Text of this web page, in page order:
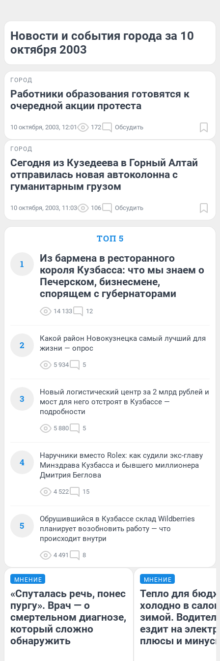
Новости и события города за 10
октября 2003
ГОРОД
Работники образования готовятся к
очередной акции протеста
10 октября, 2003, 12:01 172 Обсудить
ГОРОД
Сегодня из Кузедеева в Горный Алтай
отправилась новая автоколонна с
гуманитарным грузом
10 октября, 2003, 11:03 106 Обсудить
ТОП 5
1
Из бармена в ресторанного
короля Кузбасса: что мы знаем о
Печерском, бизнесмене,
спорящем с губернаторами
14 133 12
2
Какой район Новокузнецка самый лучший для
жизни — опрос
5 934 5
3
Новый логистический центр за 2 млрд рублей и
мост для него отстроят в Кузбассе —
подробности
5 880 5
4
Наручники вместо Rolex: как судили экс-главу
Минздрава Кузбасса и бывшего миллионера
Дмитрия Беглова
4 522 15
5
Обрушившийся в Кузбассе склад Wildberries
планирует возобновить работу — что
происходит внутри
4 491 8
МНЕНИЕ
«Спуталась речь, понес
пургу». Врач — о
смертельном диагнозе,
который сложно
обнаружить
МНЕНИЕ
Тепло для
холодно в
зимой.
ездит на
плюсы и